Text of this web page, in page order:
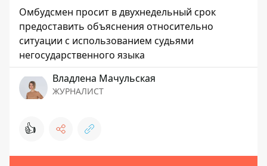
Омбудсмен просит в двухнедельный срок
предоставить объяснения относительно
ситуации с использованием судьями
негосударственного языка
Владлена Мачульская
ЖУРНАЛИСТ
👍